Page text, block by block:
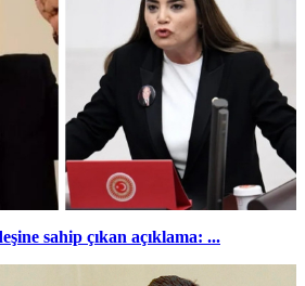
sahip çıkan açıklama: ...